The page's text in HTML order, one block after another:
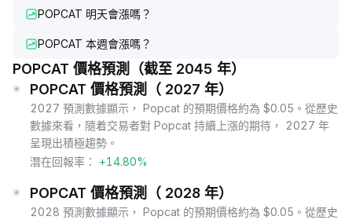
POPCAT 明天會漲嗎？
POPCAT 本週會漲嗎？
POPCAT 價格預測（截至 2045 年）
POPCAT 價格預測（ 2027 年）
2027 預測數據顯示， Popcat 的預期價格約為 $0.05。從歷史
數據來看，隨着交易者對 Popcat 持續上漲的期待， 2027 年
呈現出積極趨勢。
潛在回報率：
+14.80%
POPCAT 價格預測（ 2028 年）
2028 預測數據顯示， Popcat 的預期價格約為 $0.05。從歷史